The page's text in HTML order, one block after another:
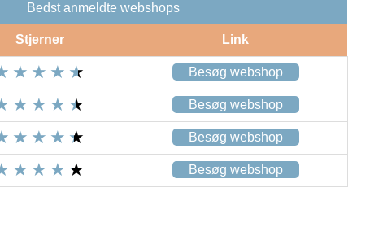
Bedst anmeldte webshops
Stjerner Link
Besøg webshop
Besøg webshop
Besøg webshop
Besøg webshop